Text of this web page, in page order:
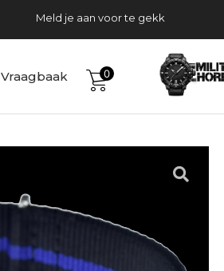
Tijdelijk gratis verzending
Meld je aan voor te gekke acties!
Vraagbaak 0